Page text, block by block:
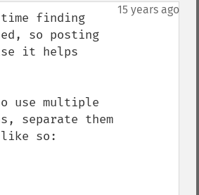
15 years ago
finding
so posting
it helps
use multiple
separate them
so: